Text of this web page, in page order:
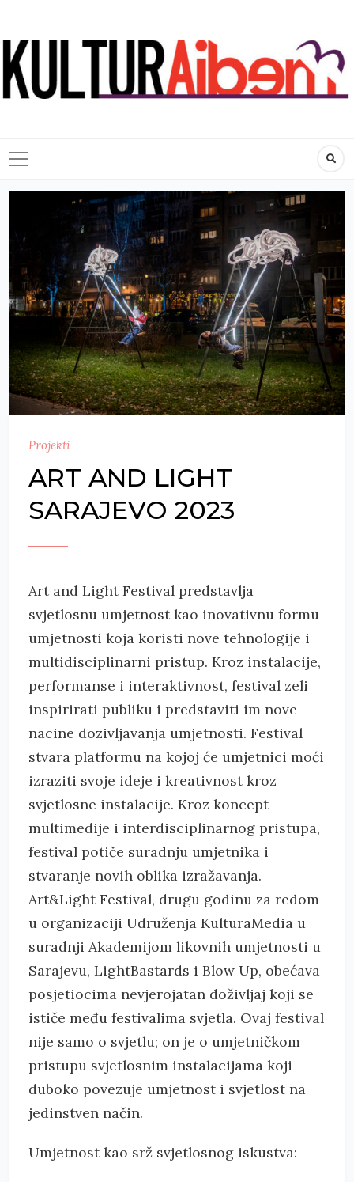
Projekti
ART AND LIGHT
SARAJEVO 2023
Art and Light Festival predstavlja
svjetlosnu umjetnost kao inovativnu formu
umjetnosti koja koristi nove tehnologije i
multidisciplinarni pristup. Kroz instalacije,
performanse i interaktivnost, festival zeli
inspirirati publiku i predstaviti im nove
nacine dozivljavanja umjetnosti. Festival
stvara platformu na kojoj će umjetnici moći
izraziti svoje ideje i kreativnost kroz
svjetlosne instalacije. Kroz koncept
multimedije i interdisciplinarnog pristupa,
festival potiče suradnju umjetnika i
stvaranje novih oblika izražavanja.
Art&Light Festival, drugu godinu za redom
u organizaciji Udruženja KulturaMedia u
suradnji Akademijom likovnih umjetnosti u
Sarajevu, LightBastards i Blow Up, obećava
posjetiocima nevjerojatan doživljaj koji se
ističe među festivalima svjetla. Ovaj festival
nije samo o svjetlu; on je o umjetničkom
pristupu svjetlosnim instalacijama koji
duboko povezuje umjetnost i svjetlost na
jedinstven način.
Umjetnost kao srž svjetlosnog iskustva: